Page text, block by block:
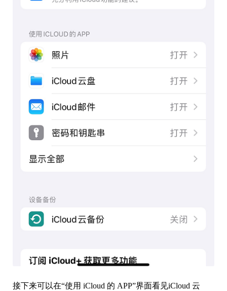
接下来可以在“使用 iCloud 的 APP”界面看见iCloud 云